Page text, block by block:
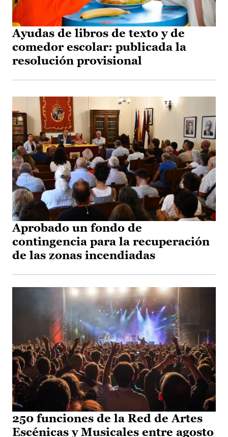
Ayudas de libros de texto y de
comedor escolar: publicada la
resolución provisional
Aprobado un fondo de
contingencia para la recuperación
de las zonas incendiadas
250 funciones de la Red de Artes
Escénicas y Musicales entre agosto